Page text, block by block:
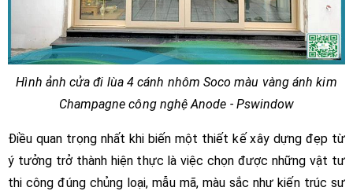
Hình ảnh cửa đi lùa 4 cánh nhôm Soco màu vàng ánh kim
Champagne công nghệ Anode - Pswindow
Điều quan trọng nhất khi biến một thiết kế xây dựng đẹp từ
ý tưởng trở thành hiện thực là việc chọn được những vật tư
thi công đúng chủng loại, mẫu mã, màu sắc như kiến trúc sư